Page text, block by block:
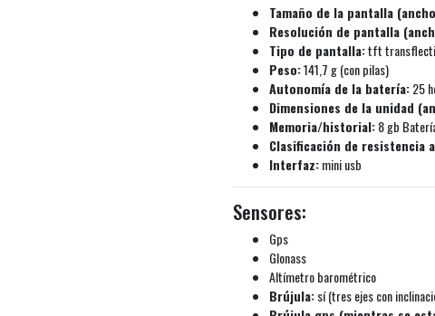
Tamaño de la pantalla
Resolución de pantalla
Tipo de pantalla:tft
Peso:141,7 g (con pilas)
Autonomía de la batería:25
Dimensiones de la unidad
Memoria/historial:8 gb
Clasificación de resistencia
Interfaz:mini usb
Sensores:
Gps
Glonass
Altímetro barométrico
Brújula:sí (tres ejes con